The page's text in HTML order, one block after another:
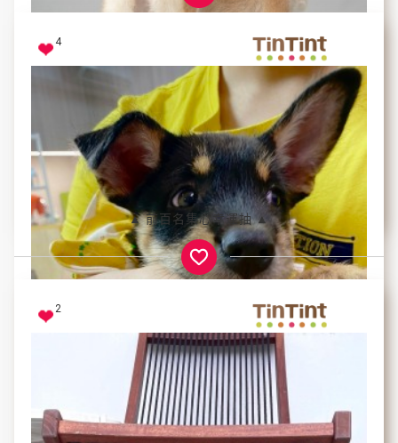
回眸的一瞬間直接融化
毬毬
4
咬咬咬的小怪獸
不放下來就繼續搗蛋
▲ 前百名集心幸運抽 ▲
2